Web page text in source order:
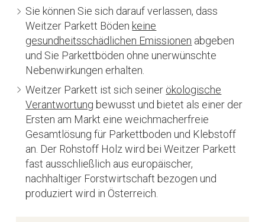
Sie können Sie sich darauf verlassen, dass
Weitzer Parkett Böden keine
gesundheitsschädlichen Emissionen abgeben
und Sie Parkettböden ohne unerwünschte
Nebenwirkungen erhalten.
Weitzer Parkett ist sich seiner ökologische
Verantwortung bewusst und bietet als einer der
Ersten am Markt eine weichmacherfreie
Gesamtlösung für Parkettboden und Klebstoff
an. Der Rohstoff Holz wird bei Weitzer Parkett
fast ausschließlich aus europäischer,
nachhaltiger Forstwirtschaft bezogen und
produziert wird in Österreich.